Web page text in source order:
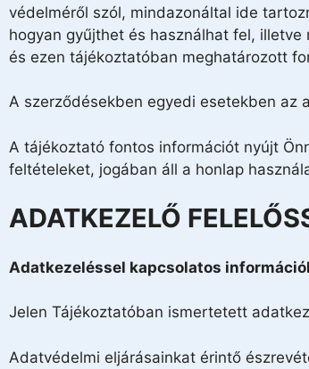
védelméről szól, mindazonáltal ide
hogyan gyűjthet és használhat fel,
és ezen tájékoztatóban meghatározott
A szerződésekben egyedi esetekben az
A tájékoztató fontos információt nyújt
feltételeket, jogában áll a honlap
ADATKEZELŐ
Adatkezeléssel kapcsolatos
Jelen Tájékoztatóban ismertetett
Adatvédelmi eljárásainkat érintő